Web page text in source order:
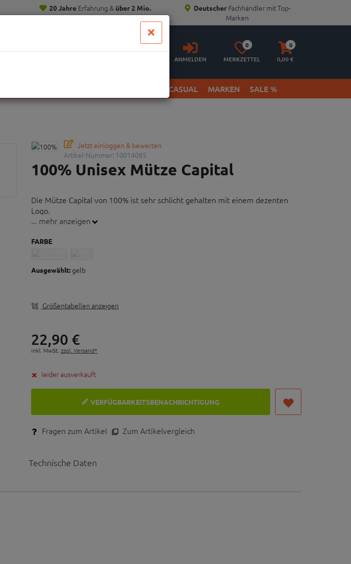
20 JahreErfahrung & über 2 Mio.
Kunden
Deutscher Fachhändler mit Top-
Marken
Anmelden
ANMELDEN
Merkzettel
aufklappen
0
MERKZETTEL
Warenkorb
aufklappen
0
0,00 €
STREETWEAR & CASUAL MARKEN SALE %
Jetzt einloggen & bewerten
Artikel-Nummer: 10014085
100% Unisex Mütze Capital
Die Mütze Capital von 100% ist sehr schlicht gehalten mit einem dezenten
Logo.
... mehr anzeigen
FARBE
Ausgewählt: gelb
Größentabellen anzeigen
22,90 €
inkl. MwSt. zzgl. Versand*
leider ausverkauft
VERFÜGBARKEITSBENACHRICHTIGUNG
Fragen zum Artikel Zum Artikelvergleich
Technische Daten